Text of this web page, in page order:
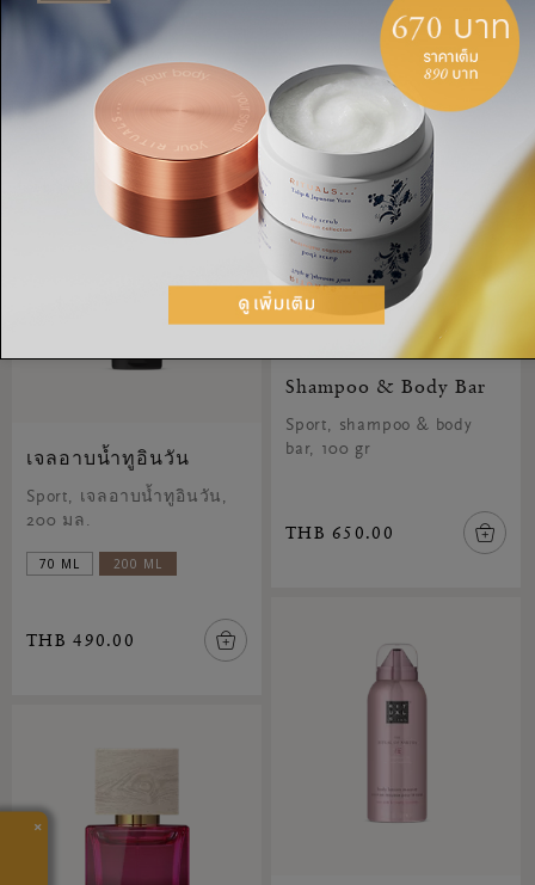
THB 3,900.00
THB 1,200.00
Shampoo & Body Bar
Sport, shampoo & body
bar, 100 gr
THB 650.00
เจลอาบน้ำทูอินวัน
Sport, เจลอาบน้ำทูอินวัน,
200 มล.
70 ML 200 ML
THB 490.00
×